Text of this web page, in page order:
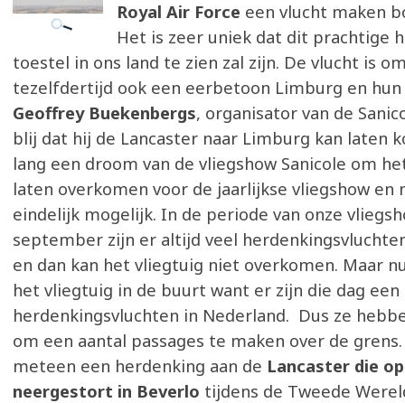
Royal Air Force een vlucht maken
Het is zeer uniek dat dit prachtige
toestel in ons land te zien zal zijn. De vlucht is
tezelfdertijd ook een eerbetoon Limburg en
Geoffrey Buekenbergs, organisator van de
blij dat hij de Lancaster naar Limburg kan laten
lang een droom van de vliegshow Sanicole om
laten overkomen voor de jaarlijkse vliegshow en
eindelijk mogelijk. In de periode van onze
september zijn er altijd veel
en dan kan het vliegtuig niet overkomen. Maar
het vliegtuig in de buurt want er zijn die dag een
herdenkingsvluchten in Nederland. Dus ze
om een aantal passages te maken over de
meteen een herdenking aan de Lancaster die
neergestort in Beverlo tijdens de Tweede